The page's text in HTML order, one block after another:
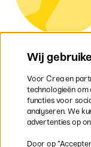
Wij
Voor Crea en
technologieën om
functies voor
analyseren. We
advertenties op
Door op